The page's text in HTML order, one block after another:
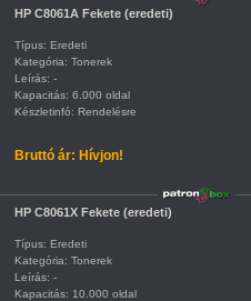
HP C8061A Fekete (eredeti)
Típus: Eredeti
Kategória: Tonerek
Leírás: -
Kapacitás: 6.000 oldal
Készletinfó: Rendelésre
Bruttó ár: Hívjon!
HP C8061X Fekete (eredeti)
Típus: Eredeti
Kategória: Tonerek
Leírás: -
Kapacitás: 10.000 oldal